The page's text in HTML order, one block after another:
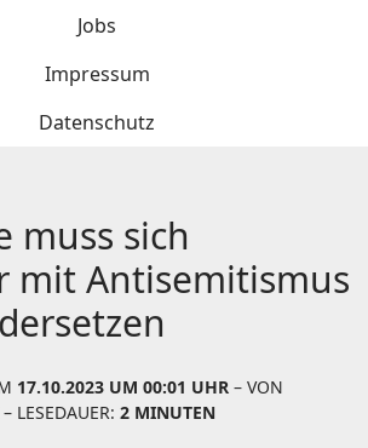
Jobs
Impressum
Datenschutz
muss sich
mit Antisemitismus
17.10.2023 UM 00:01 UHR – VON
– LESEDAUER: 2 MINUTEN